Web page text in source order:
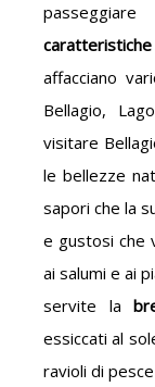
affacciano
Bellagio,
visitare
le bellezze
sapori che la
e gustosi che
ai salumi e ai
servite la
essiccati al
ravioli di